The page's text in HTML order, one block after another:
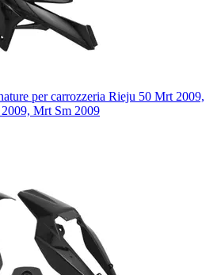
per carrozzeria Rieju 50 Mrt 2009,
Mrt Sm 2009